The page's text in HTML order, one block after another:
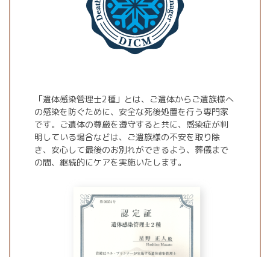
「遺体感染管理士2種」とは、ご遺体からご遺族様へ
の感染を防ぐために、安全な死後処置を行う専門家
です。ご遺体の尊厳を遵守すると共に、感染症が判
明している場合などは、ご遺族様の不安を取り除
き、安心して最後のお別れができるよう、葬儀まで
の間、継続的にケアを実施いたします。